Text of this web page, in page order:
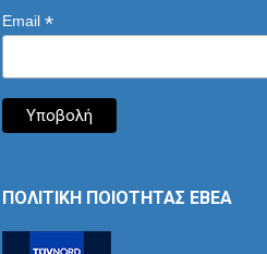
Email *
ΠΟΛΙΤΙΚΗ ΠΟΙΟΤΗΤΑΣ ΕΒΕΑ